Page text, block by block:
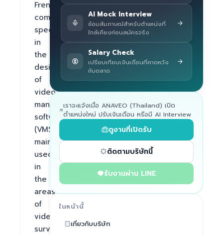
French
company
specialized
in
the
design
of
video
management
software
(VMS),
mainly
used
in
the
areas
of
video
surveillance,
AI Mock Interview
ซ้อมสัมภาษณ์สำหรับตำแหน่งที่
ใกล้เคียงก่อนสมัครจริง
Salary Check
เปรียบเทียบเงินเดือนที่คาดหวัง
กับตลาด
เราจะแจ้งเมื่อ ANAVEO (Thailand) เปิด
ตำแหน่งใหม่ ปรับเงินเดือน หรือมี AI Interview
ดูงานที่เปิดรับ
ติดตามบริษัทนี้
รับงานผ่าน LINE
ในหน้านี้
เกี่ยวกับบริษัท